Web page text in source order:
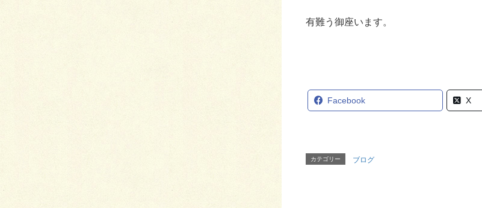
有難う御座います。
Facebook X
カテゴリー ブログ